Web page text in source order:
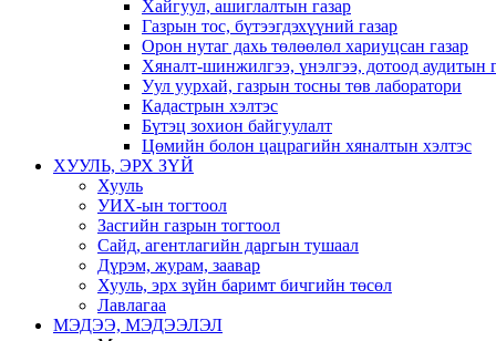
Хайгуул, ашиглалтын газар
Газрын тос, бүтээгдэхүүний газар
Орон нутаг дахь төлөөлөл хариуцсан газар
Хяналт-шинжилгээ, үнэлгээ, дотоод аудитын
Уул уурхай, газрын тосны төв лаборатори
Кадастрын хэлтэс
Бүтэц зохион байгуулалт
Цөмийн болон цацрагийн хяналтын хэлтэс
ХУУЛЬ, ЭРХ ЗҮЙ
Хууль
УИХ-ын тогтоол
Засгийн газрын тогтоол
Сайд, агентлагийн даргын тушаал
Дүрэм, журам, заавар
Хууль, эрх зүйн баримт бичгийн төсөл
Лавлагаа
МЭДЭЭ, МЭДЭЭЛЭЛ